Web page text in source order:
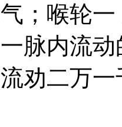
；喉轮
脉内流
劝二万